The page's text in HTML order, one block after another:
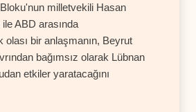
milletvekili Hasan
ABD arasında
olası bir anlaşmanın, Beyrut
bağımsız olarak Lübnan
etkiler yaratacağını